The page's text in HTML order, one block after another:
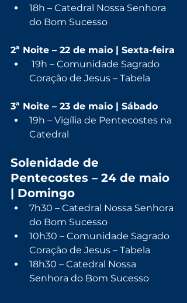
18h – Catedral Nossa Senhora
do Bom Sucesso
2ª Noite – 22 de maio | Sexta-feira
Coração de Jesus – Tabela
3ª Noite – 23 de maio | Sábado
19h – Vigília de Pentecostes na
Catedral
Solenidade de
Pentecostes – 24 de maio
| Domingo
7h30 – Catedral Nossa Senhora
do Bom Sucesso
10h30 – Comunidade Sagrado
Coração de Jesus – Tabela
18h30 – Catedral Nossa
Senhora do Bom Sucesso